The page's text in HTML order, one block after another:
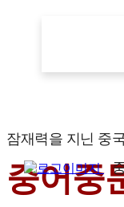
잠재력을 지닌 중
중어중